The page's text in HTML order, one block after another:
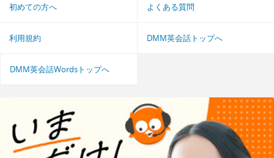
初めての方へ よくある質問
利用規約 DMM英会話トップへ
DMM英会話Wordsトップへ